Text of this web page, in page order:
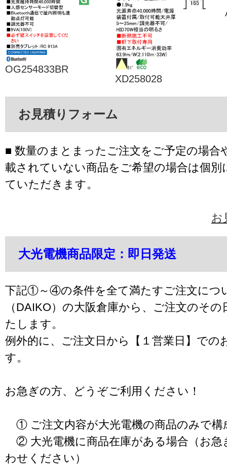
OG254833BR
XD258028
お見積りフォーム
■ 数量のまとまったご注文をご予定の場合
載されていない商品をご希望の場合は個別
ていただきます。
お
大光電機商品限定：即日発送
下記①～④の条件を全て満たすご注文につ
（DAIKO）の大阪倉庫から、ご注文のそ
たします。
例外的に、ご注文日から【１営業日】での
す。
お急ぎの方、どうぞご利用ください！
① ご注文内容が大光電機の商品のみで構
② 大光電機に商品在庫がある場合（お急
わせください）